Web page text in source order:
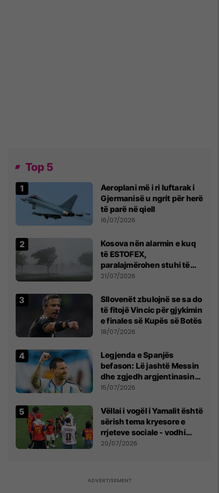
Top 5
Aeroplani më i ri luftarak i
Gjermanisë u ngrit për herë
të parë në qiell
16/07/2026
Kosova nën alarmin e kuq
të ESTOFEX,
paralajmërohen stuhi të
fuqishme me breshër dhe
21/07/2026
Sllovenët zbulojnë se sa do
të fitojë Vincic për gjykimin
e finales së Kupës së Botës
18/07/2026
Legjenda e Spanjës
befason: Lë jashtë Messin
dhe zgjedh argjentinasin
më të mirë në botë
15/07/2026
Vëllai i vogël i Yamalit është
sërish tema kryesore e
rrjeteve sociale - vodhi
vëmendjen pas finales së
20/07/2026